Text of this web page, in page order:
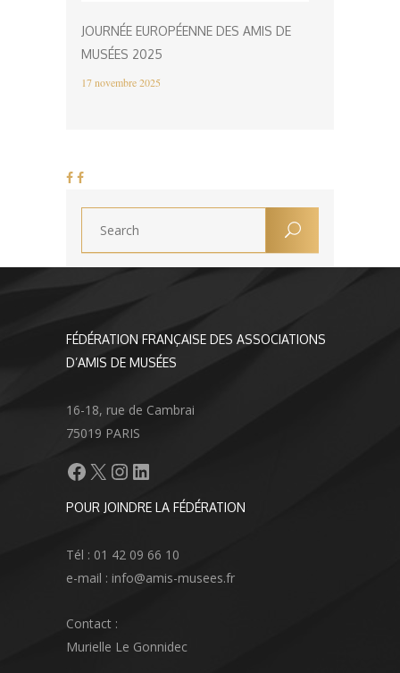
JOURNÉE EUROPÉENNE DES AMIS DE
MUSÉES 2025
17 novembre 2025
FÉDÉRATION FRANÇAISE DES ASSOCIATIONS
D’AMIS DE MUSÉES
16-18, rue de Cambrai
75019 PARIS
Facebook
X Instagram
LinkedIn
POUR JOINDRE LA FÉDÉRATION
Tél : 01 42 09 66 10
e-mail : info@amis-musees.fr
Contact :
Murielle Le Gonnidec